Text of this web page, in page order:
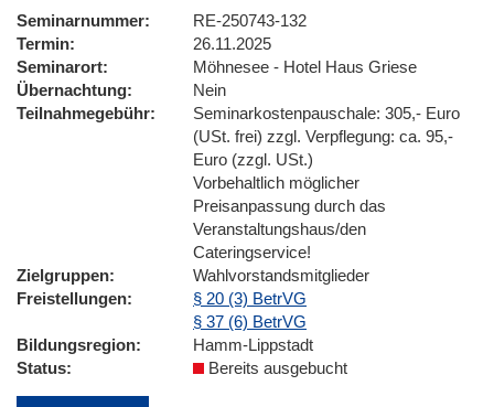
Seminarnummer
RE-250743-132
Termin
26.11.2025
Seminarort
Möhnesee - Hotel Haus Griese
Übernachtung
Nein
Teilnahmegebühr
Seminarkostenpauschale: 305,- Euro
(USt. frei) zzgl. Verpflegung: ca. 95,-
Euro (zzgl. USt.)
Vorbehaltlich möglicher
Preisanpassung durch das
Veranstaltungshaus/den
Cateringservice!
Zielgruppen
Wahlvorstandsmitglieder
Freistellungen
§ 20 (3) BetrVG
§ 37 (6) BetrVG
Bildungsregion
Hamm-Lippstadt
Status
Bereits ausgebucht